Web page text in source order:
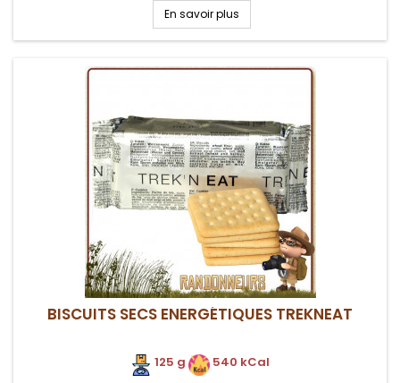
En savoir plus
BISCUITS SECS ENERGÉTIQUES TREKNEAT
125 g
540 kCal